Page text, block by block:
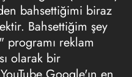
bahsettiğimi biraz
Bahsettiğim şey
programı reklam
olarak bir